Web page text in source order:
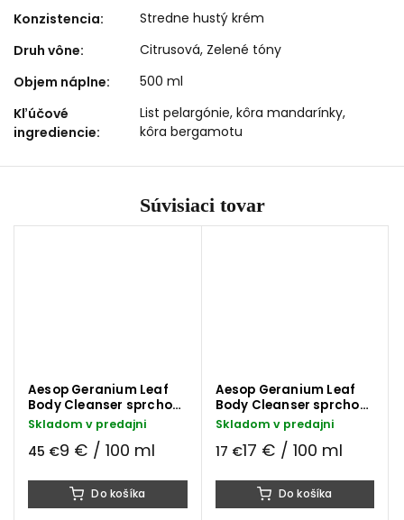
Konzistencia:
Stredne hustý krém
Druh vône:
Citrusová, Zelené tóny
Objem náplne:
500 ml
Kľúčové
ingrediencie:
List pelargónie, kôra mandarínky,
kôra bergamotu
Súvisiaci tovar
Aesop Geranium Leaf
Body Cleanser sprchový
gél 500 ml
Skladom v predajni
45 €9 € / 100 ml
Do košíka
Aesop Geranium Leaf
Body Cleanser sprchový
gél 100 ml
Skladom v predajni
17 €17 € / 100 ml
Do košíka